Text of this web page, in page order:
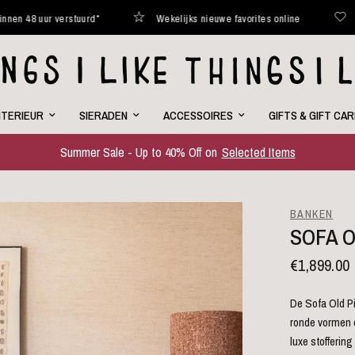
Wekelijks nieuwe favorites online Curated with
SIERADEN ACCESSOIRES GIFTS & GIFT
Summer Sale - Up to 40% Off on Selected Items
BANKEN
SOFA
€1,899.00
De Sofa Old
ronde
luxe